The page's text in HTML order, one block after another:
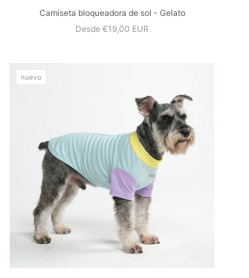
Camiseta bloqueadora de sol - Gelato
Desde €19,00 EUR
nuevo